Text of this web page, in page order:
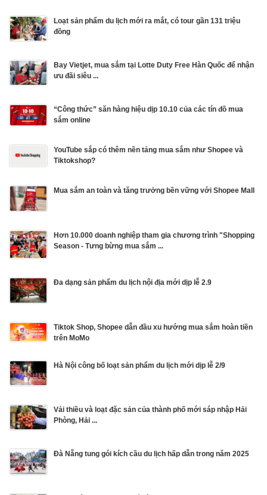
Loạt sản phẩm du lịch mới ra mắt, có tour gần 131 triệu
đồng
Bay Vietjet, mua sắm tại Lotte Duty Free Hàn Quốc để nhận
ưu đãi siêu ...
“Công thức” săn hàng hiệu dịp 10.10 của các tín đồ mua
sắm online
YouTube sắp có thêm nền tảng mua sắm như Shopee và
Tiktokshop?
Mua sắm an toàn và tăng trưởng bền vững với Shopee Mall
Hơn 10.000 doanh nghiệp tham gia chương trình "Shopping
Season - Tưng bừng mua sắm ...
Đa dạng sản phẩm du lịch nội địa mới dịp lễ 2.9
Tiktok Shop, Shopee dẫn đầu xu hướng mua sắm hoàn tiền
trên MoMo
Hà Nội công bố loạt sản phẩm du lịch mới dịp lễ 2/9
Vải thiều và loạt đặc sản của thành phố mới sáp nhập Hải
Phòng, Hải ...
Đà Nẵng tung gói kích cầu du lịch hấp dẫn trong năm 2025